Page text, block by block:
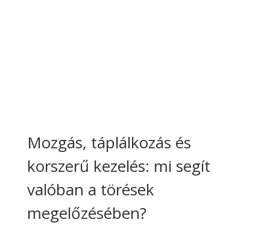
Mozgás, táplálkozás és
korszerű kezelés: mi segít
valóban a törések
megelőzésében?